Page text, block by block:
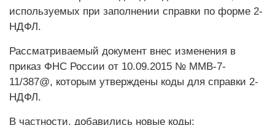
используемых при заполнении справки по форме 2-
НДФЛ.
Рассматриваемый документ внес изменения в
приказ ФНС России от 10.09.2015 № ММВ-7-
11/387@, которым утверждены коды для справки 2-
НДФЛ.
В частности, добавились новые коды: